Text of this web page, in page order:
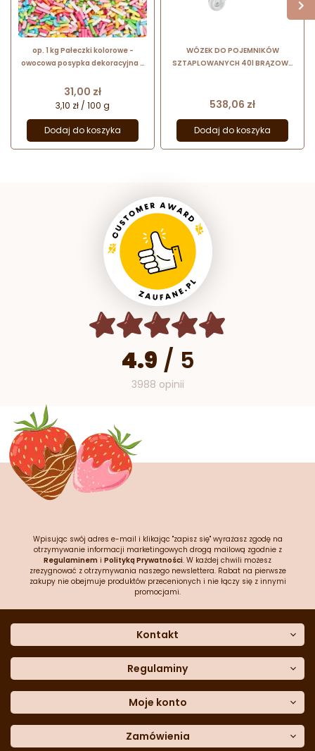
op. 1 kg Pałeczki kolorowe -
owocowa posypka dekoracyjna -
mm
Cena
31,00 zł
3,10 zł / 100 g
Dodaj do koszyka
WÓZEK DO POJEMNIKÓW
SZTAPLOWANYCH 40l BRĄZOWY
Cena
538,06 zł
Dodaj do koszyka
4.9 / 5
3988 opinii
Wpisując swój adres e-mail i klikając "zapisz się" wyrażasz zgodę na
otrzymywanie informacji marketingowych drogą mailową zgodnie z
Regulaminem i Polityką Prywatności. W każdej chwili możesz
zrezygnować z otrzymywania naszego newslettera. Rabat na pierwsze
zakupy nie obejmuje produktów przecenionych i nie łączy się z innymi
promocjami.
Kontakt
Dane kontaktowe
Często zadawane pytania
Sklep stacjonarny
Formularz kontaktowy
Blog
Regulaminy
Polityka prywatności
Polityka cookies
Polityka reklamacji
Polityka zwrotów
Moje konto
Moje dane
Zamówienia